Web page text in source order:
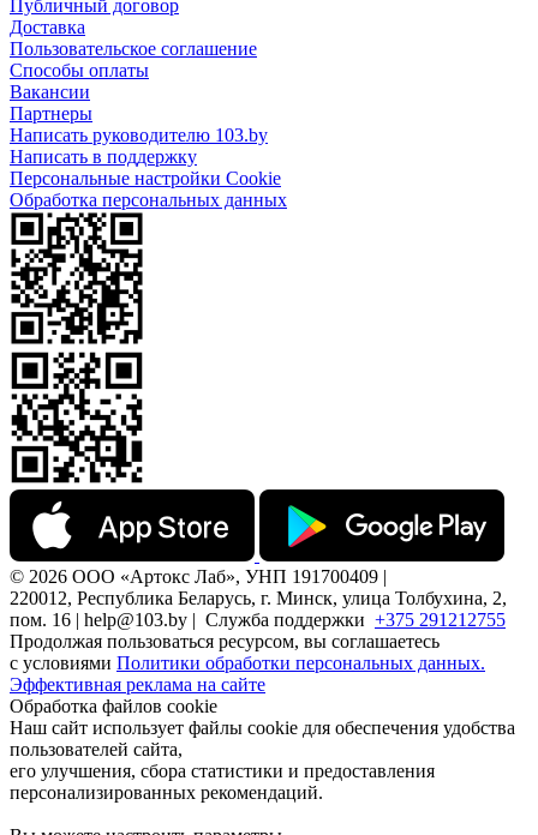
Публичный договор
Доставка
Пользовательское соглашение
Способы оплаты
Вакансии
Партнеры
Написать руководителю 103.by
Написать в поддержку
Персональные настройки Cookie
Обработка персональных данных
© 2026 ООО «Артокс Лаб», УНП 191700409 |
220012, Республика Беларусь, г. Минск, улица Толбухина, 2,
пом. 16 | help@103.by | Служба поддержки +375 291212755
Продолжая пользоваться ресурсом, вы соглашаетесь
с условиями Политики обработки персональных данных.
Эффективная реклама на сайте
Обработка файлов cookie
Наш сайт использует файлы cookie для обеспечения удобства
пользователей сайта,
его улучшения, сбора статистики и предоставления
персонализированных рекомендаций.